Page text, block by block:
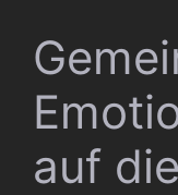
auf